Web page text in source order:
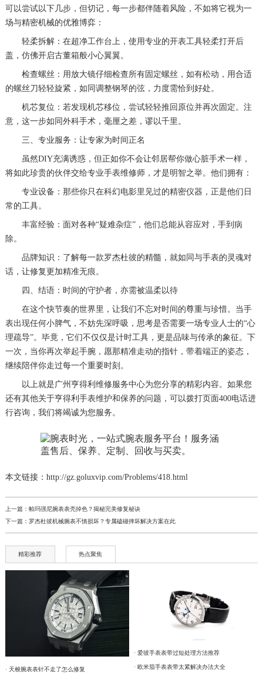
可以尝试以下几步，但切记，每一步都伴随着风险，不如将它视为一
场与精密机械的优雅博弈：
轻柔拆解：在超净工作台上，使用专业的开表工具轻柔打开后
盖，仿佛开启古董箱般小心翼翼。
检查螺丝：用放大镜仔细检查所有固定螺丝，如有松动，用合适
的螺丝刀轻轻旋紧，如同调整钢琴的弦，力度需恰到好处。
机芯复位：若发现机芯移位，尝试轻轻推回原位并再次固定。注
意，这一步如同外科手术，毫厘之差，谬以千里。
三、专业服务：让专家为时间正名
虽然DIY充满诱惑，但正如你不会让邻居帮你做心脏手术一样，
将如此珍贵的伙伴交给专业手表维修师，才是明智之举。他们拥有：
专业设备：那些你只在科幻电影里见过的精密仪器，正是他们日
常的工具。
丰富经验：面对各种“疑难杂症”，他们总能从容应对，手到病
除。
品牌知识：了解每一款罗杰杜彼的精髓，就如同与手表的灵魂对
话，让修复更加精准无痕。
四、结语：时间的守护者，亦需被温柔以待
在这个快节奏的世界里，让我们不忘对时间的尊重与珍惜。当手
表出现任何小脾气，不妨先深呼吸，思考是否需要一场专业人士的“心
理疏导”。毕竟，它们不仅仅是计时工具，更是品味与传承的象征。下
一次，当你再次举起手腕，愿那精准走动的指针，带着端正的姿态，
继续陪伴你走过每一个重要时刻。
以上就是广州亨得利维修服务中心为您分享的精彩内容。如果您
还有其他关于亨得利手表维护和保养的问题，可以拨打页面400电话进
行咨询，我们将竭诚为您服务。
本文链接：http://gz.goluxvip.com/Problems/418.html
上一篇： 帕玛强尼腕表表壳掉色？揭秘完美修复秘诀
下一篇： 罗杰杜彼机械腕表不慎损坏？专属磕碰摔坏解决方案在此
精彩推荐 热点聚焦
· 天梭腕表表针不走了怎么修复
· 爱彼手表表带过短处理方法推荐
· 欧米茄手表表带太紧解决办法大全